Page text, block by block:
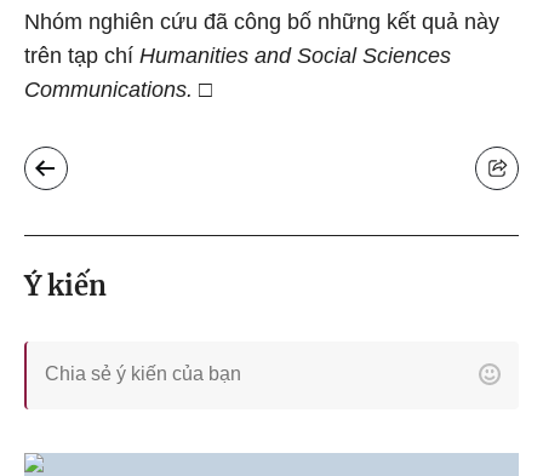
Nhóm nghiên cứu đã công bố những kết quả này
trên tạp chí Humanities and Social Sciences
Communications. □
Ý kiến